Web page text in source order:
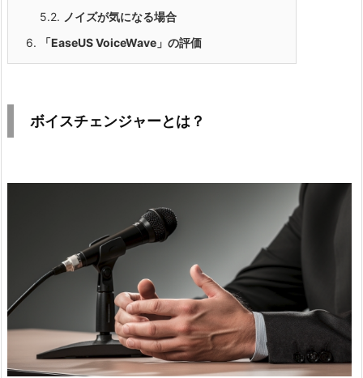
5.2. ノイズが気になる場合
6.
「EaseUS VoiceWave」の評価
ボイスチェンジャーとは？